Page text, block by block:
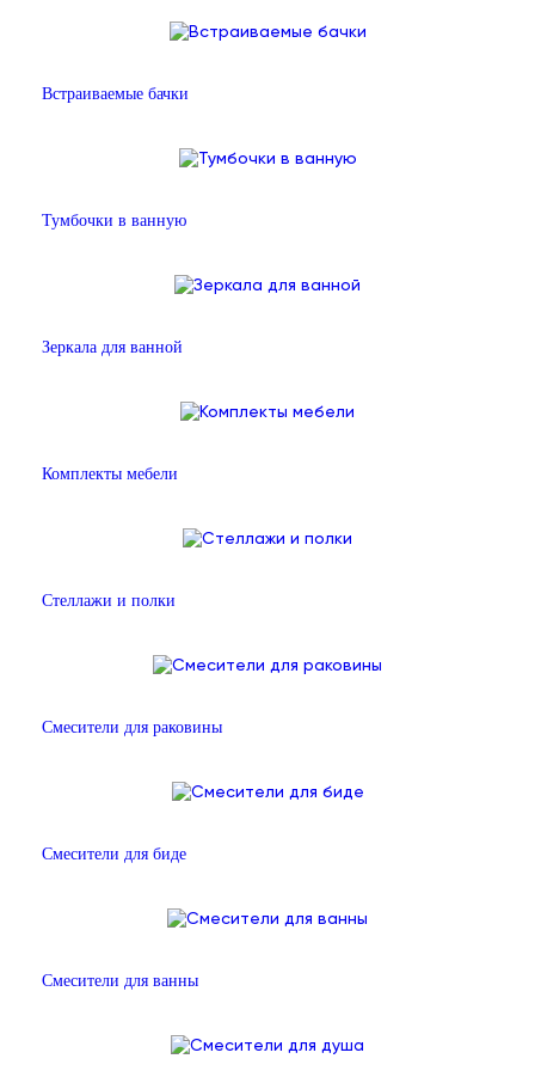
Встраиваемые бачки
Тумбочки в ванную
Зеркала для ванной
Комплекты мебели
Стеллажи и полки
Смесители для раковины
Смесители для биде
Смесители для ванны